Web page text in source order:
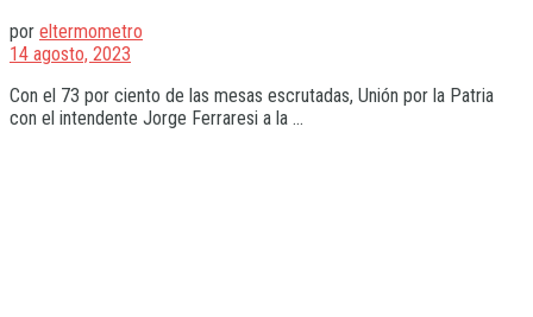
por eltermometro
14 agosto, 2023
Con el 73 por ciento de las mesas escrutadas, Unión por la Patria
con el intendente Jorge Ferraresi a la ...